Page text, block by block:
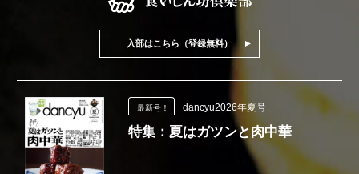
入部はこちら（登録無料）
最新号！ dancyu2026年夏号
特集：夏はガツンと肉中華